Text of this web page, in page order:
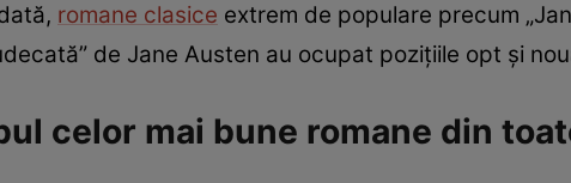
romane clasice extrem de populare precum
de Jane Austen au ocupat pozițiile opt și
celor mai bune romane din